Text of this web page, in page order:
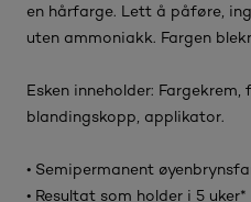
en hårfarge. Lett å påføre,
uten ammoniakk. Fargen
Esken inneholder: Fargekrem,
blandingskopp, applikator.
• Semipermanent
• Resultat som holder i 5 uker*